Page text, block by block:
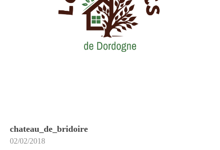
chateau_de_bridoire
02/02/2018